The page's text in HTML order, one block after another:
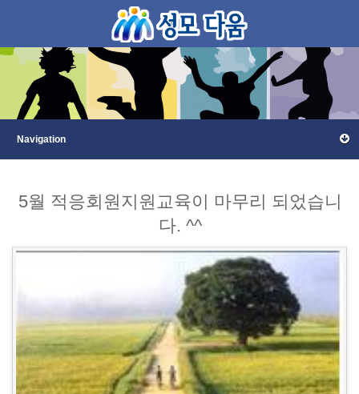
5월 적응회원지원교육이 마무리 되었습니
다. ^^